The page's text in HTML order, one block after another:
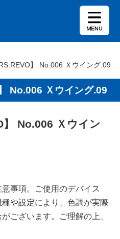
】 No.006 Ｘウイング.09
No.006 Ｘウイング.09
】 No.006 Ｘウイン
事項。ご使用のデバイス
種や設定により、色調が実際
ございます。ご理解の上、